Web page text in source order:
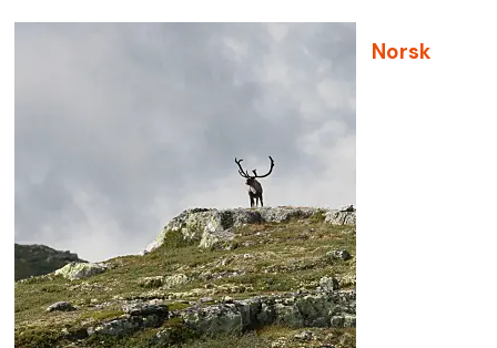
Norsk